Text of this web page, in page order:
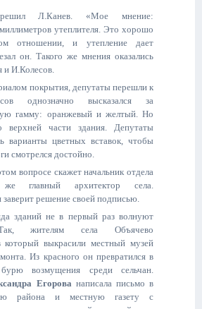
Л.Канев. «Мое мнение:
утеплителя. Это хорошо
отношении, и утепление дает
он. Такого же мнения оказались
и И.Колесов.
покрытия, депутаты перешли к
однозначно высказался за
гамму: оранжевый и желтый. Но
верхней части здания. Депутаты
варианты цветных вставок, чтобы
смотрелся достойно.
вопросе скажет начальник отдела
же главный архитектор села.
заверит решение своей подписью.
зданий не в первый раз волнуют
жителям села Объячево
выкрасили местный музей
Из красного он превратился в
возмущения среди сельчан.
Егорова написала письмо в
района и местную газету с